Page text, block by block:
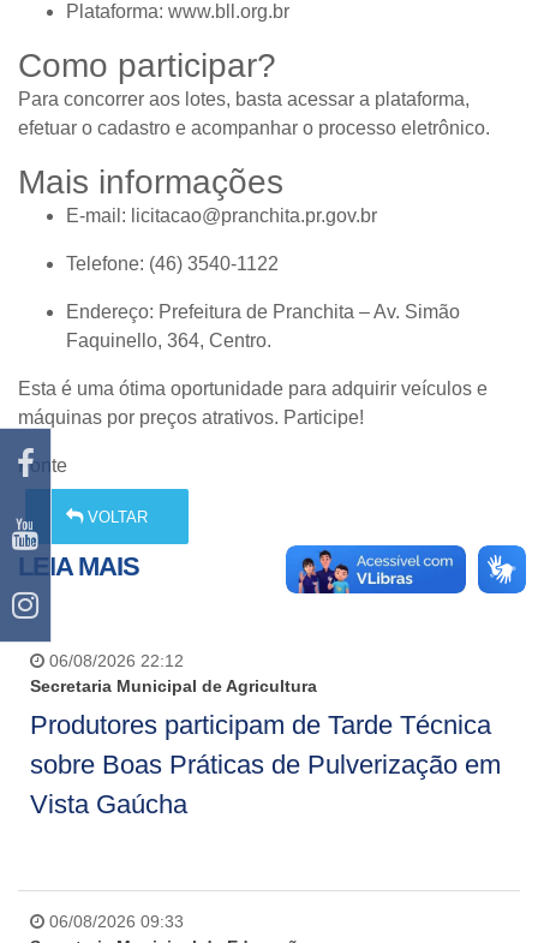
Plataforma: www.bll.org.br
Como participar?
Para concorrer aos lotes, basta acessar a plataforma,
efetuar o cadastro e acompanhar o processo eletrônico.
Mais informações
E-mail: licitacao@pranchita.pr.gov.br
Telefone: (46) 3540-1122
Endereço: Prefeitura de Pranchita – Av. Simão
Faquinello, 364, Centro.
Esta é uma ótima oportunidade para adquirir veículos e
máquinas por preços atrativos. Participe!
Fonte
VOLTAR
LEIA MAIS
06/08/2026 22:12
Secretaria Municipal de Agricultura
Produtores participam de Tarde Técnica
sobre Boas Práticas de Pulverização em
Vista Gaúcha
06/08/2026 09:33